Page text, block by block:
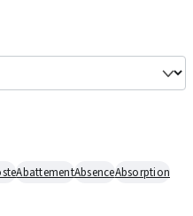
AbattementAbsenceAbsorption